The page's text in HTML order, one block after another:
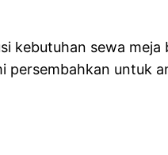
kebutuhan sewa
persembahkan untuk